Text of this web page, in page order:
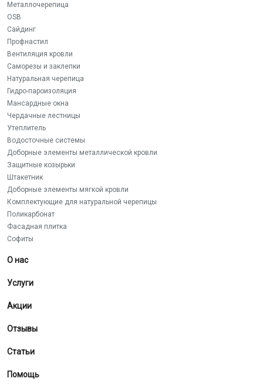
Металлочерепица
OSB
Сайдинг
Профнастил
Вентиляция кровли
Саморезы и заклепки
Натуральная черепица
Гидро-пароизоляция
Мансардные окна
Чердачные лестницы
Утеплитель
Водосточные системы
Доборные элементы металлической кровли
Защитные козырьки
Штакетник
Доборные элементы мягкой кровли
Комплектующие для натуральной черепицы
Поликарбонат
Фасадная плитка
Софиты
О нас
Услуги
Акции
Отзывы
Статьи
Помощь